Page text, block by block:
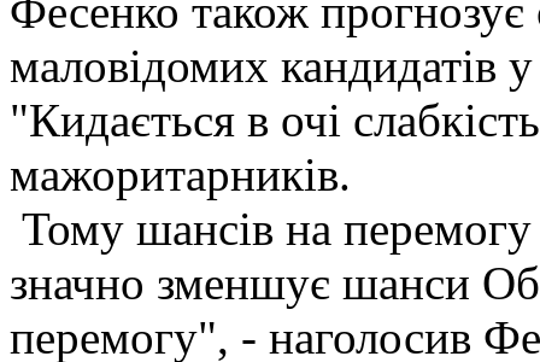
Фесенко також прогнозує
маловідомих кандидатів
"Кидається в очі
мажоритарників.
Тому шансів на
значно зменшує шанси
перемогу", - наголосив